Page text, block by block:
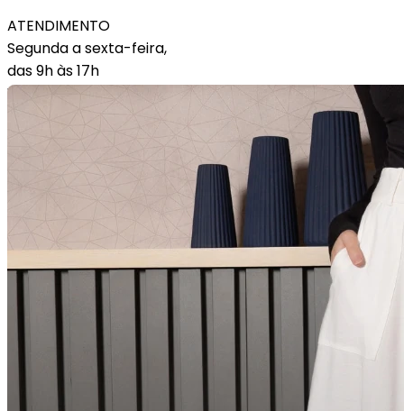
ATENDIMENTO
Segunda a sexta-feira,
das 9h às 17h
WhatsApp: (11)3900-5060
E-mail: sac@lamis.com.br